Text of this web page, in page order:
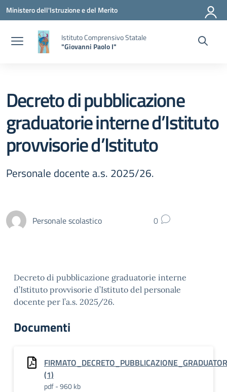
Vai ai contenuti
Vai al menu di navigazione
Vai al footer
Ministero dell'Istruzione e del Merito
Istituto Comprensivo Statale
"Giovanni Paolo I"
Decreto di pubblicazione
graduatorie interne d’Istituto
provvisorie d’Istituto
Personale docente a.s. 2025/26.
Personale scolastico 0
Decreto di pubblicazione graduatorie interne
d’Istituto provvisorie d’Istituto del personale
docente per l’a.s. 2025/26.
Documenti
(1)
pdf - 960 kb